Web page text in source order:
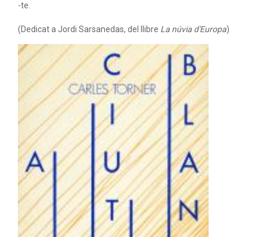
-te.
(Dedicat a Jordi Sarsanedas, del llibre La núvia d'Europa)